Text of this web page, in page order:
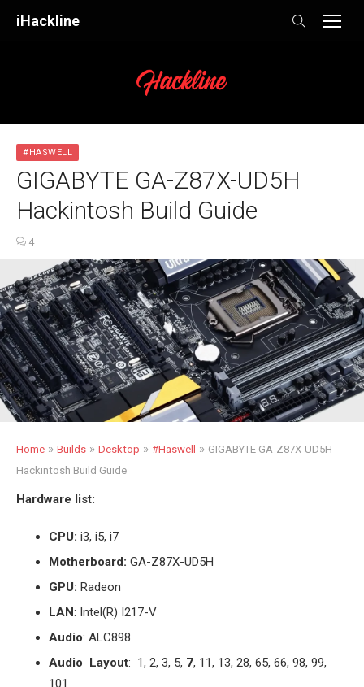
iHackline
#HASWELL
GIGABYTE GA-Z87X-UD5H
Hackintosh Build Guide
4
Home » Builds » Desktop » #Haswell » GIGABYTE GA-Z87X-UD5H
Hackintosh Build Guide
Hardware list:
CPU: i3, i5, i7
Motherboard: GA-Z87X-UD5H
GPU: Radeon
LAN: Intel(R) I217-V
Audio: ALC898
Audio Layout: 1, 2, 3, 5, 7, 11, 13, 28, 65, 66, 98, 99,
101